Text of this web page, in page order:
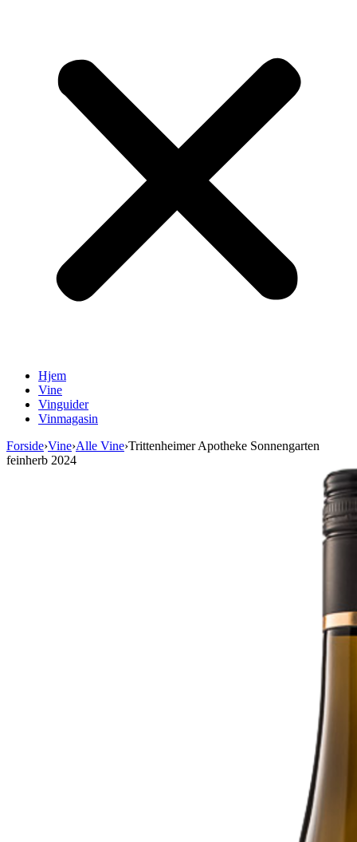
Hjem
Vine
Vinguider
Vinmagasin
Forside›Vine›Alle Vine›Trittenheimer Apotheke Sonnengarten
feinherb 2024